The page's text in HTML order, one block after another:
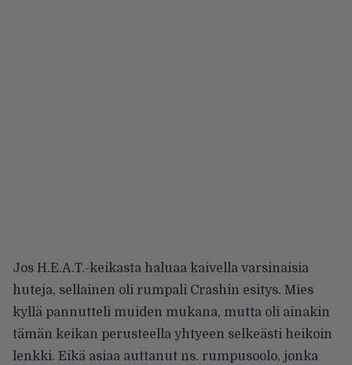
Jos H.E.A.T.-keikasta haluaa kaivella varsinaisia
huteja, sellainen oli rumpali Crashin esitys. Mies
kyllä pannutteli muiden mukana, mutta oli ainakin
tämän keikan perusteella yhtyeen selkeästi heikoin
lenkki. Eikä asiaa auttanut ns. rumpusoolo, jonka